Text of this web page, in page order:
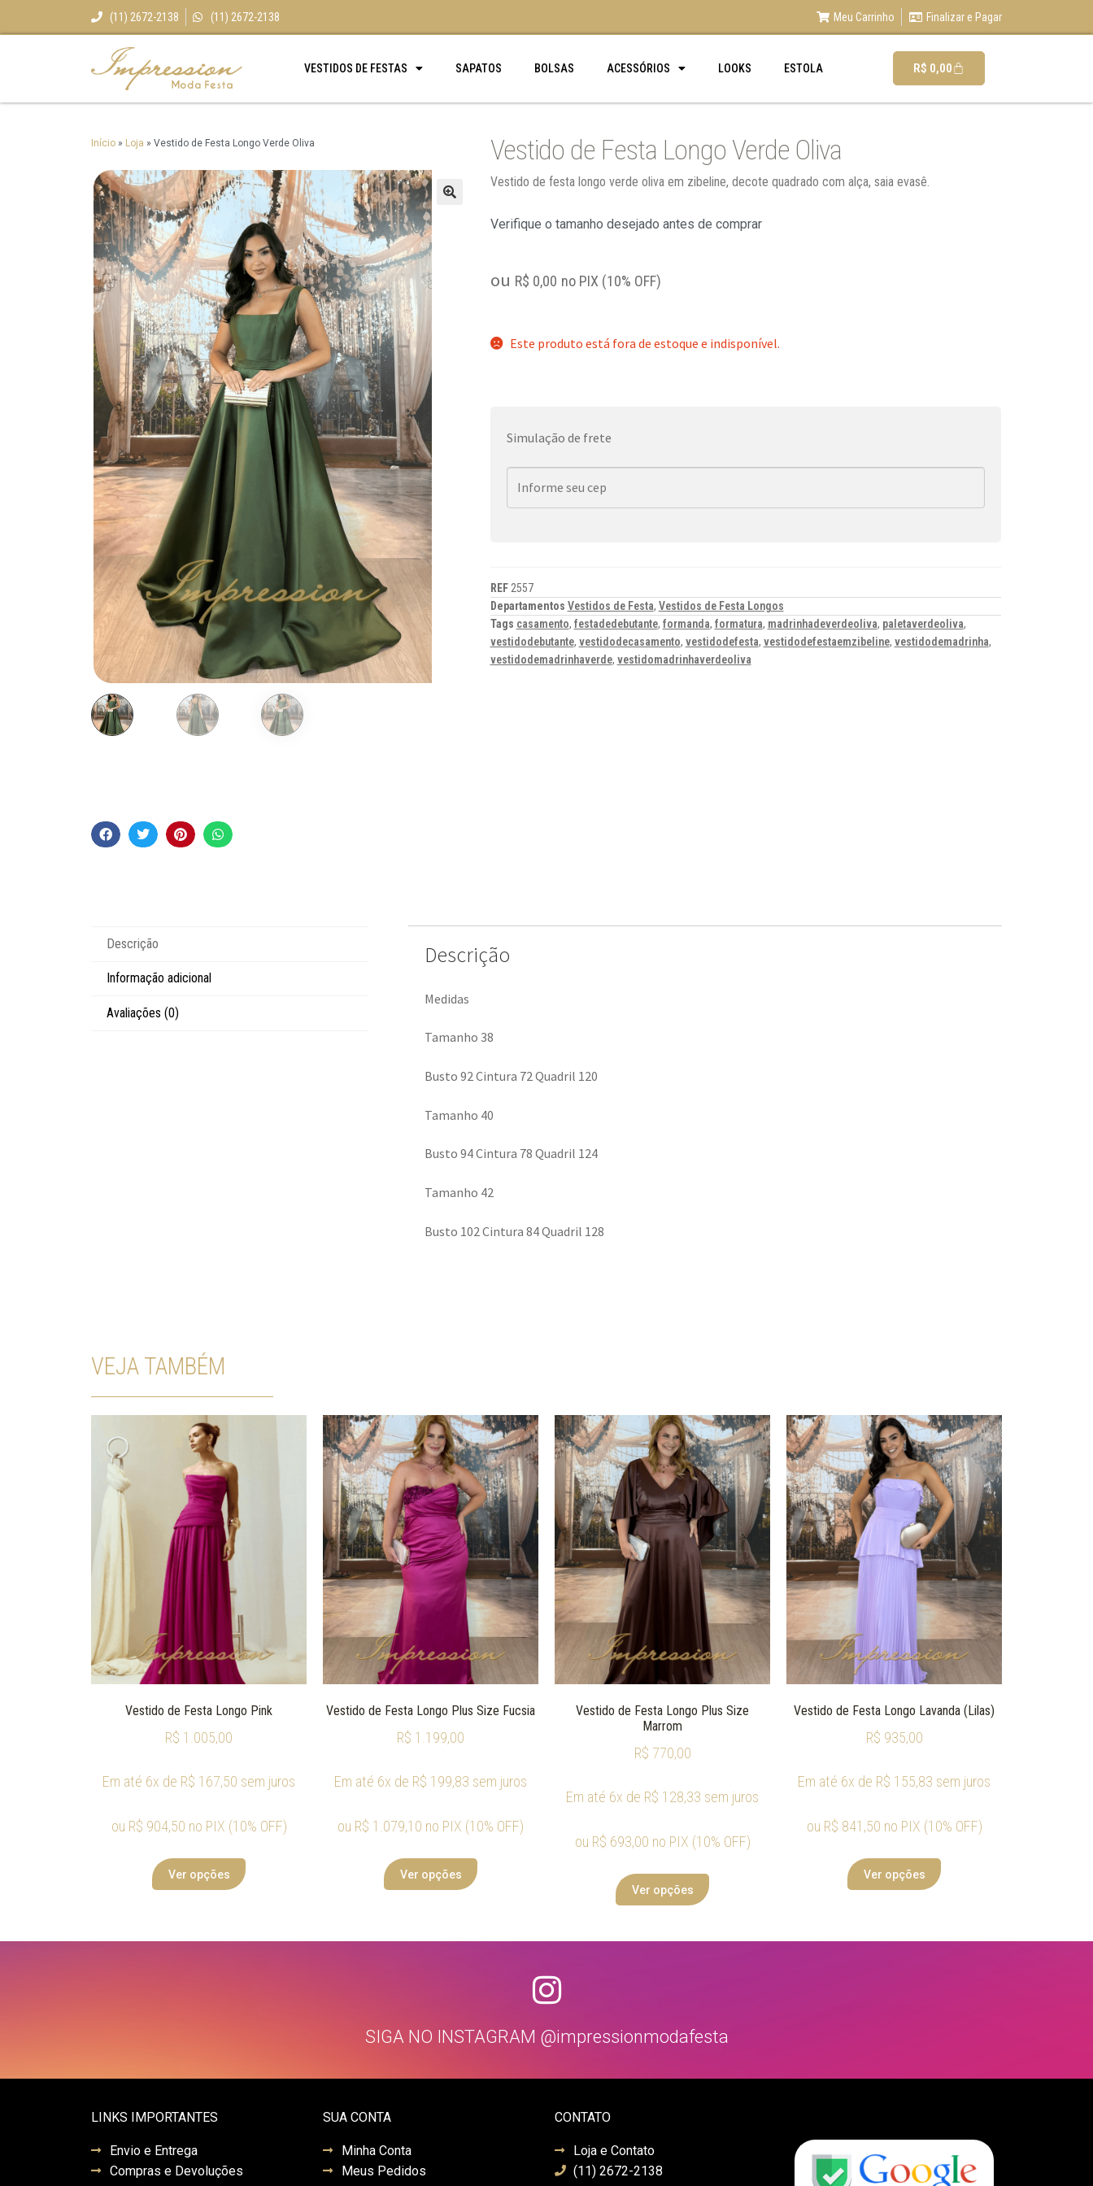
(11) 2672-2138 (11) 2672-2138 Meu Carrinho Finalizar e Pagar
VESTIDOS DE FESTAS SAPATOS BOLSAS ACESSÓRIOS LOOKS ESTOLA R$ 0,00
Início » Loja » Vestido de Festa Longo Verde Oliva Vestido de Festa Longo Verde Oliva
Vestido de festa longo verde oliva em zibeline, decote quadrado com alça, saia evasê.
Verifique o tamanho desejado antes de comprar
ou R$ 0,00 no PIX (10% OFF)
Este produto está fora de estoque e indisponível.
Simulação de frete
REF 2557
Departamentos Vestidos de Festa, Vestidos de Festa Longos
Tags casamento, festadedebutante, formanda, formatura, madrinhadeverdeoliva, paletaverdeoliva,
vestidodebutante, vestidodecasamento, vestidodefesta, vestidodefestaemzibeline, vestidodemadrinha,
vestidodemadrinhaverde, vestidomadrinhaverdeoliva
Descrição
Informação adicional
Avaliações (0)
Descrição
Medidas
Tamanho 38
Busto 92 Cintura 72 Quadril 120
Tamanho 40
Busto 94 Cintura 78 Quadril 124
Tamanho 42
Busto 102 Cintura 84 Quadril 128
VEJA TAMBÉM
Vestido de Festa Longo Pink
R$ 1.005,00
Em até 6x de R$ 167,50 sem juros
ou R$ 904,50 no PIX (10% OFF)
Ver opções
Vestido de Festa Longo Plus Size Fucsia
R$ 1.199,00
Em até 6x de R$ 199,83 sem juros
ou R$ 1.079,10 no PIX (10% OFF)
Ver opções
Vestido de Festa Longo Plus Size
Marrom
R$ 770,00
Em até 6x de R$ 128,33 sem juros
ou R$ 693,00 no PIX (10% OFF)
Ver opções
Vestido de Festa Longo Lavanda (Lilas)
R$ 935,00
Em até 6x de R$ 155,83 sem juros
ou R$ 841,50 no PIX (10% OFF)
Ver opções
SIGA NO INSTAGRAM @impressionmodafesta
LINKS IMPORTANTES
Envio e Entrega
Compras e Devoluções
SUA CONTA
Minha Conta
Meus Pedidos
CONTATO
Loja e Contato
(11) 2672-2138